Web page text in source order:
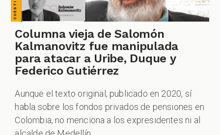
Columna vieja de Salomón
Kalmanovitz fue manipulada
para atacar a Uribe, Duque y
Federico Gutiérrez
Aunque el texto original, publicado en 2020, sí
habla sobre los fondos privados de pensiones en
Colombia, no menciona a los expresidentes ni al